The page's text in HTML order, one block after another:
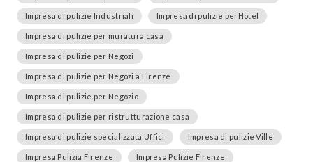
Impresa di pulizie Industriali Impresa di pulizie perHotel
Impresa di pulizie per muratura casa
Impresa di pulizie per Negozi
Impresa di pulizie per Negozi a Firenze
Impresa di pulizie per Negozio
Impresa di pulizie per ristrutturazione casa
Impresa di pulizie specializzata Uffici Impresa di pulizie Ville
Impresa Pulizia Firenze Impresa Pulizie Firenze